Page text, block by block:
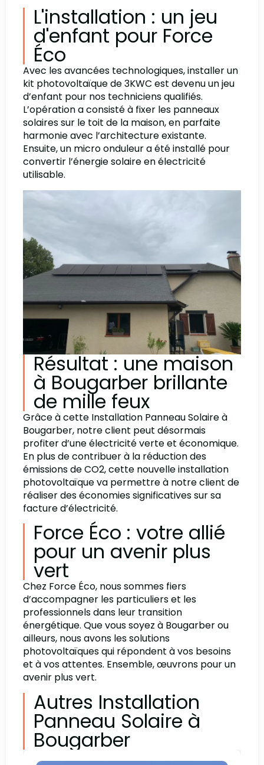
L'installation : un jeu
d'enfant pour Force
Éco
Avec les avancées technologiques, installer un
kit photovoltaïque de 3KWC est devenu un jeu
d’enfant pour nos techniciens qualifiés.
L’opération a consisté à fixer les panneaux
solaires sur le toit de la maison, en parfaite
harmonie avec l’architecture existante.
Ensuite, un micro onduleur a été installé pour
convertir l’énergie solaire en électricité
utilisable.
Résultat : une maison
à Bougarber brillante
de mille feux
Grâce à cette Installation Panneau Solaire à
Bougarber, notre client peut désormais
profiter d’une électricité verte et économique.
En plus de contribuer à la réduction des
émissions de CO2, cette nouvelle installation
photovoltaïque va permettre à notre client de
réaliser des économies significatives sur sa
facture d’électricité.
Force Éco : votre allié
pour un avenir plus
vert
Chez Force Éco, nous sommes fiers
d’accompagner les particuliers et les
professionnels dans leur transition
énergétique. Que vous soyez à Bougarber ou
ailleurs, nous avons les solutions
photovoltaïques qui répondent à vos besoins
et à vos attentes. Ensemble, œuvrons pour un
avenir plus vert.
Autres Installation
Panneau Solaire à
Bougarber